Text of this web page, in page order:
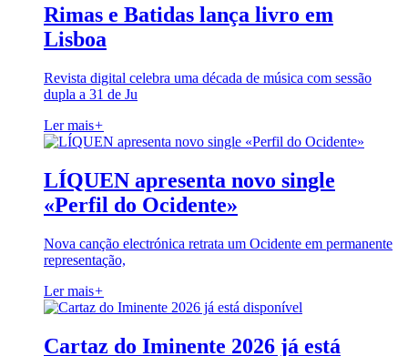
Rimas e Batidas lança livro em
Lisboa
Revista digital celebra uma década de música com sessão
dupla a 31 de Ju
Ler mais+
LÍQUEN apresenta novo single
«Perfil do Ocidente»
Nova canção electrónica retrata um Ocidente em permanente
representação,
Ler mais+
Cartaz do Iminente 2026 já está